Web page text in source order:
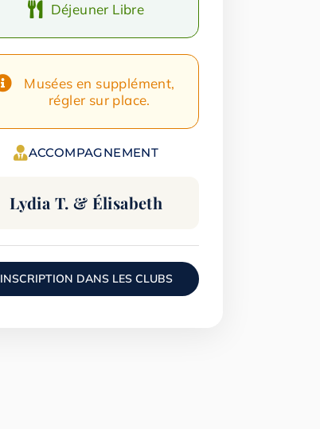
Déjeuner Libre
Musées en supplément,
régler sur place.
ACCOMPAGNEMENT
Lydia T. & Élisabeth
INSCRIPTION DANS LES CLUBS